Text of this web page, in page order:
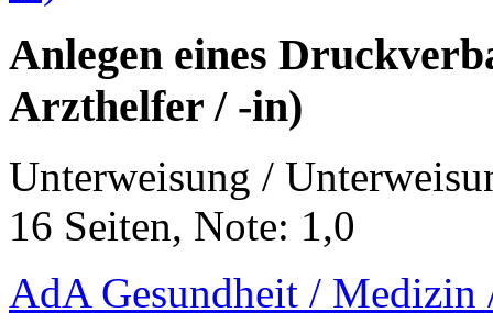
Anlegen eines
Arzthelfer / -in)
Unterweisung /
16 Seiten, Note: 1,0
AdA Gesundheit / Medizin